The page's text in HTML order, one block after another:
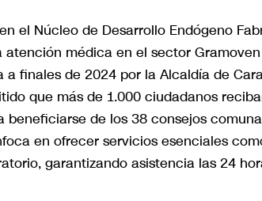
el Núcleo de Desarrollo Endógeno
médica en el sector
a finales de 2024 por la Alcaldía de
que más de 1.000 ciudadanos
beneficiarse de los 38 consejos
en ofrecer servicios esenciales
garantizando asistencia las 24